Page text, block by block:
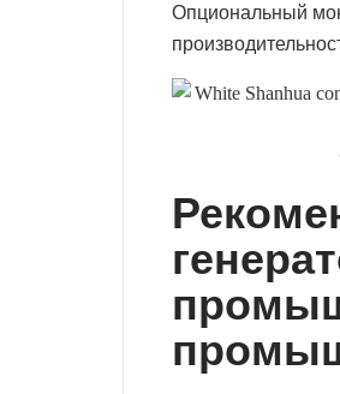
Опциональный